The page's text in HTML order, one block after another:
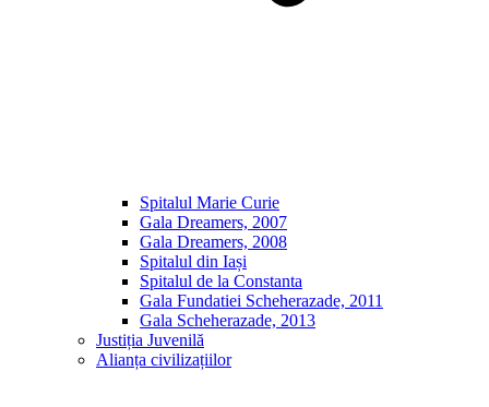
Spitalul Marie Curie
Gala Dreamers, 2007
Gala Dreamers, 2008
Spitalul din Iași
Spitalul de la Constanta
Gala Fundatiei Scheherazade, 2011
Gala Scheherazade, 2013
Justiția Juvenilă
Alianța civilizațiilor